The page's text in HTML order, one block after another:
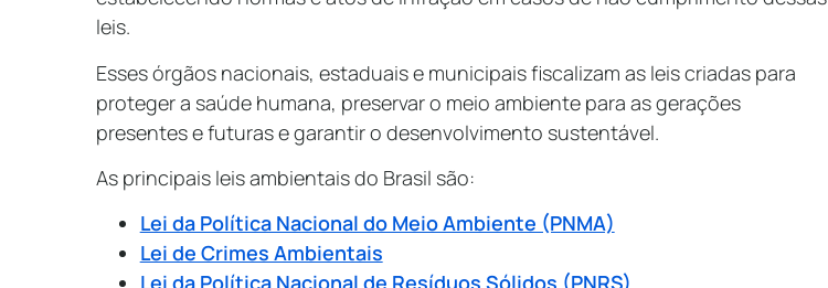
leis.
Esses órgãos nacionais, estaduais e municipais fiscalizam as leis criadas para
proteger a saúde humana, preservar o meio ambiente para as gerações
presentes e futuras e garantir o desenvolvimento sustentável.
As principais leis ambientais do Brasil são:
Lei da Política Nacional do Meio Ambiente (PNMA)
Lei de Crimes Ambientais